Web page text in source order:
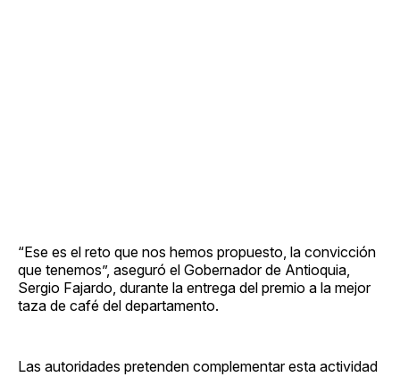
“Ese es el reto que nos hemos propuesto, la convicción
que tenemos”, aseguró el Gobernador de Antioquia,
Sergio Fajardo, durante la entrega del premio a la mejor
taza de café del departamento.
Las autoridades pretenden complementar esta actividad